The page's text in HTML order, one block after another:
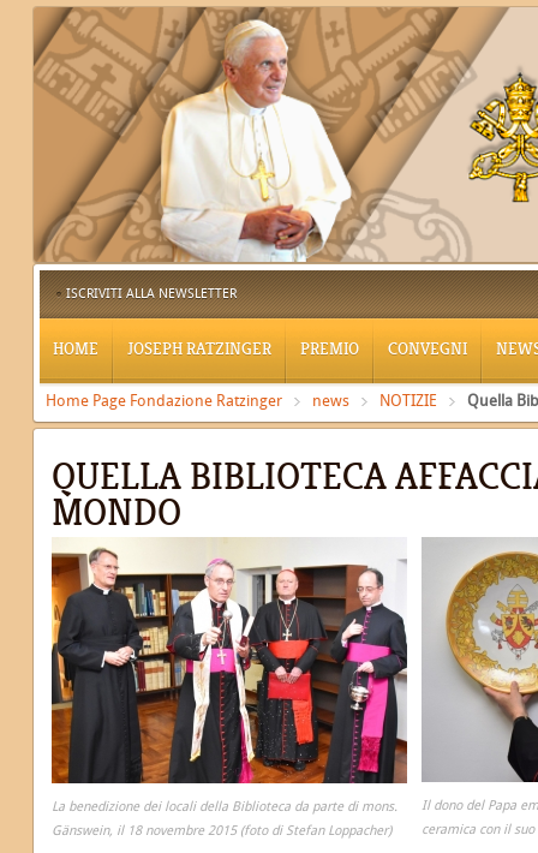
ISCRIVITI ALLA NEWSLETTER
HOME JOSEPH RATZINGER PREMIO CONVEGNI
Home Page Fondazione Ratzinger news NOTIZIE Quella
QUELLA BIBLIOTECA
MONDO
La benedizione dei locali della Biblioteca da parte di mons.
Gänswein, il 18 novembre 2015 (foto di Stefan Loppacher)
Il dono del Papa
ceramica con il